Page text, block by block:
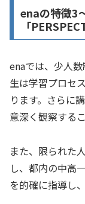
enaの特徴3
「
enaでは、少人
生は学習プロセ
ります。さらに
意深く観察する
また、限られた
し、都内の中高
を的確に指導し